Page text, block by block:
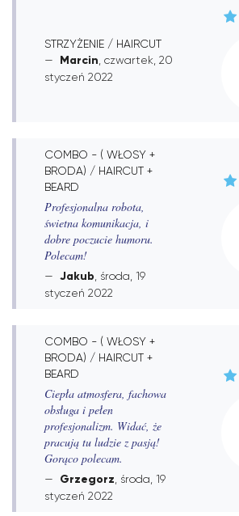
STRZYŻENIE / HAIRCUT
Marcin , czwartek, 20
styczeń 2022
COMBO - ( WŁOSY +
BRODA) / HAIRCUT +
BEARD
Profesjonalna robota,
świetna komunikacja, i
dobre poczucie humoru.
Polecam!
Jakub , środa, 19
styczeń 2022
COMBO - ( WŁOSY +
BRODA) / HAIRCUT +
BEARD
Ciepła atmosfera, fachowa
obsługa i pełen
profesjonalizm. Widać, że
pracują tu ludzie z pasją!
Gorąco polecam.
Grzegorz , środa, 19
styczeń 2022